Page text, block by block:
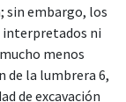
sin embargo, los
ni
menos
de la lumbrera 6,
de excavación